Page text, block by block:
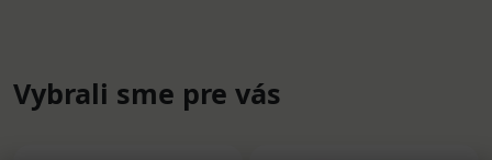
Vybrali sme pre vás